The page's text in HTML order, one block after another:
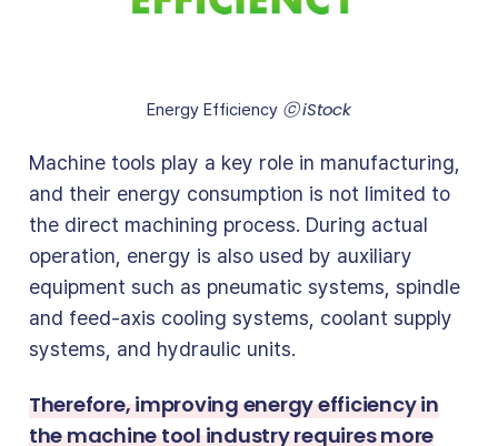
Energy Efficiency ⓒ iStock
Machine tools play a key role in manufacturing,
and their energy consumption is not limited to
the direct machining process. During actual
operation, energy is also used by auxiliary
equipment such as pneumatic systems, spindle
and feed-axis cooling systems, coolant supply
systems, and hydraulic units.
Therefore, improving energy efficiency in
the machine tool industry requires more